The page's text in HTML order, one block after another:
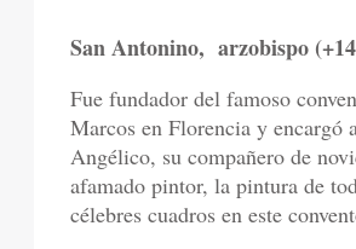
San Antonino, arzobispo
Fue fundador del famoso
Marcos en Florencia y encargó
Angélico, su compañero de
afamado pintor, la pintura de
célebres cuadros en este